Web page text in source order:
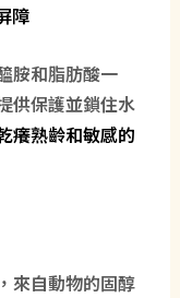
障
胺和脂肪酸一
供保護並鎖住水
癢熟齡和敏感的
來自動物的固醇